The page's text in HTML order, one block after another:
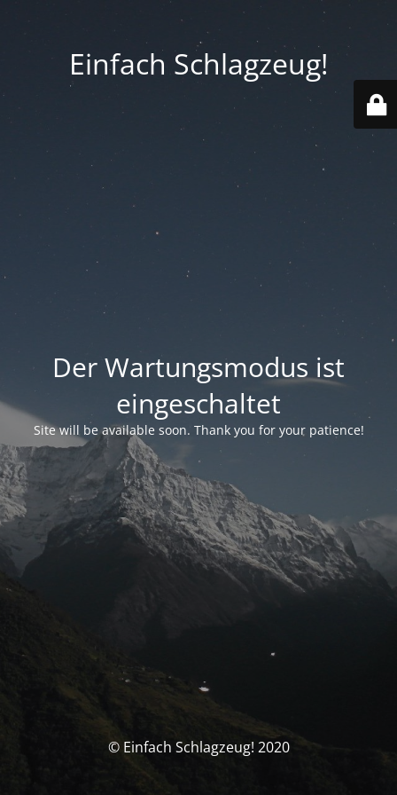
Einfach Schlagzeug!
Der Wartungsmodus ist
eingeschaltet
Site will be available soon. Thank you for your patience!
© Einfach Schlagzeug! 2020